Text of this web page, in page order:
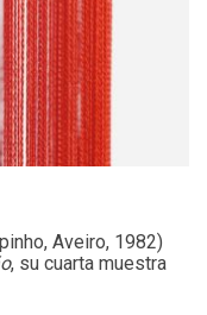
Aveiro, 1982)
, su cuarta muestra